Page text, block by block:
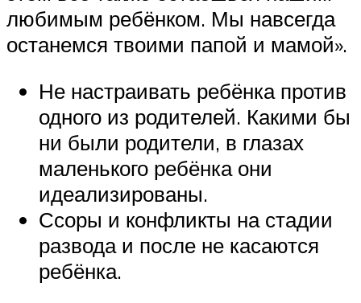
любимым ребёнком. Мы навсегда
останемся твоими папой и мамой».
Не настраивать ребёнка против
одного из родителей. Какими бы
ни были родители, в глазах
маленького ребёнка они
идеализированы.
Ссоры и конфликты на стадии
развода и после не касаются
ребёнка.